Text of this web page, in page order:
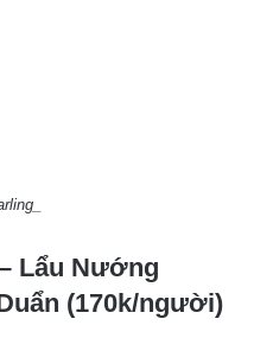
Lẩu Nướng
(170k/người)